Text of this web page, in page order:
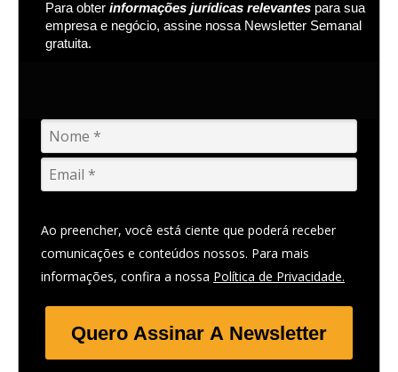
Para obter informações jurídicas relevantes para sua
empresa e negócio, assine nossa Newsletter Semanal
gratuita.
Ao preencher, você está ciente que poderá receber
comunicações e conteúdos nossos. Para mais
informações, confira a nossa Política de Privacidade.
Quero Assinar A Newsletter